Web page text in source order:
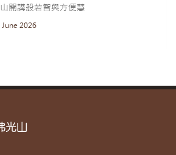
開講般若智與方便慧
June 2026
山